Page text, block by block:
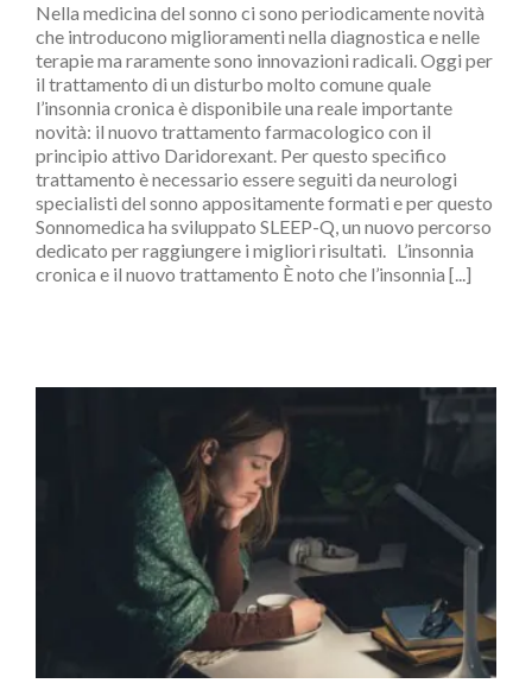
Nella medicina del sonno ci sono periodicamente novità
che introducono miglioramenti nella diagnostica e nelle
terapie ma raramente sono innovazioni radicali. Oggi per
il trattamento di un disturbo molto comune quale
l’insonnia cronica è disponibile una reale importante
novità: il nuovo trattamento farmacologico con il
principio attivo Daridorexant. Per questo specifico
trattamento è necessario essere seguiti da neurologi
specialisti del sonno appositamente formati e per questo
Sonnomedica ha sviluppato SLEEP-Q, un nuovo percorso
dedicato per raggiungere i migliori risultati. L’insonnia
cronica e il nuovo trattamento È noto che l’insonnia [...]